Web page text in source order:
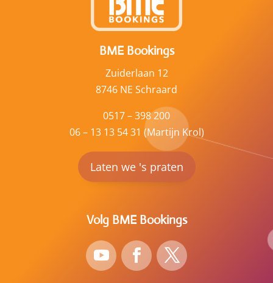
BME Bookings
Zuiderlaan 12
8746 NE Schraard
0517 – 398 200
06 – 13 13 54 31 (Martijn Krol)
Laten we 's praten
Volg BME Bookings